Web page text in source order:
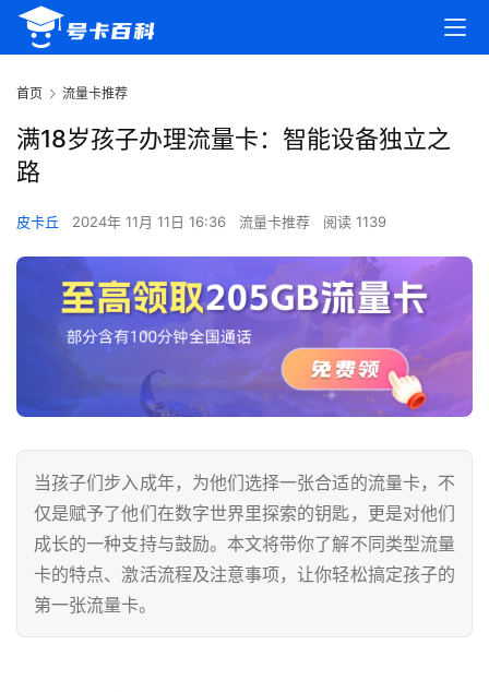
首页 流量卡推荐
满18岁孩子办理流量卡：智能设备独立之
路
皮卡丘 2024年 11月 11日 16:36 流量卡推荐 阅读 1139
当孩子们步入成年，为他们选择一张合适的流量卡，不
仅是赋予了他们在数字世界里探索的钥匙，更是对他们
成长的一种支持与鼓励。本文将带你了解不同类型流量
卡的特点、激活流程及注意事项，让你轻松搞定孩子的
第一张流量卡。